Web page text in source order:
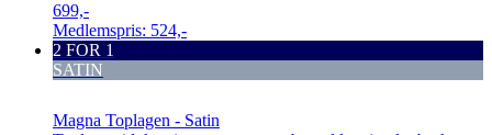
699,-
Medlemspris: 524,-
2 FOR 1
SATIN
Magna Toplagen - Satin